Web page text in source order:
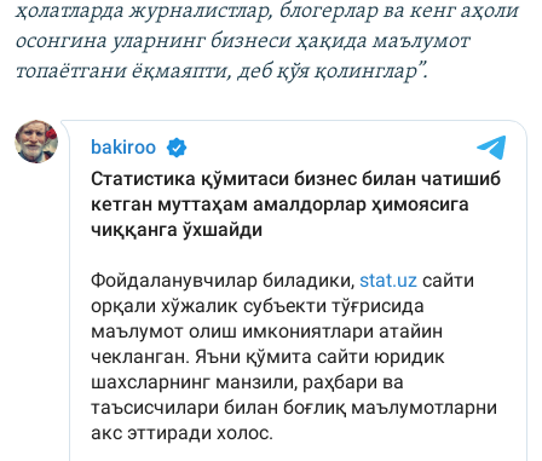
ҳолатларда журналистлар, блогерлар ва кенг аҳоли
осонгина уларнинг бизнеси ҳақида маълумот
топаётгани ёқмаяпти, деб қўя қолинглар”.